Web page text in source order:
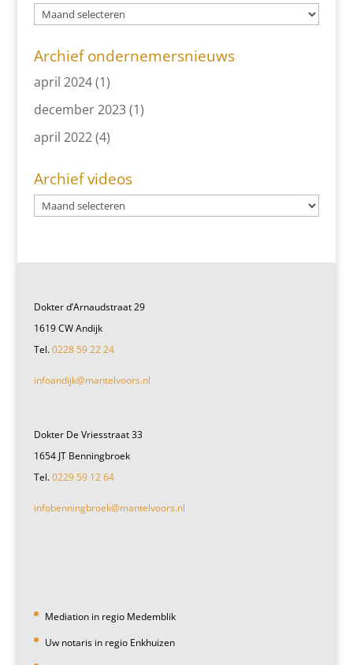
Archief ondernemersnieuws
april 2024(1)
december 2023(1)
april 2022(4)
Archief videos
Dokter d’Arnaudstraat 29
1619 CW Andijk
Tel.0228 59 22 24
infoandijk@mantelvoors.nl
Dokter De Vriesstraat 33
1654 JT Benningbroek
Tel.0229 59 12 64
infobenningbroek@mantelvoors.nl
Mediation in regio Medemblik
Uw notaris in regio Enkhuizen